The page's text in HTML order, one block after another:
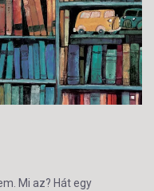
Mi az? Hát egy